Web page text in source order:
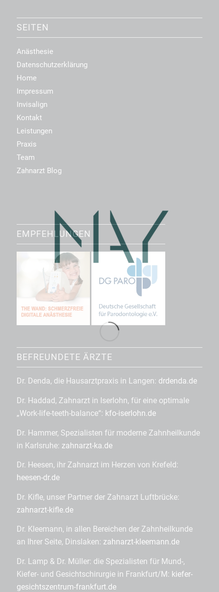
SEITEN
Anästhesie
Datenschutzerklärung
Home
Impressum
Invisalign
Kontakt
Leistungen
Praxis
Team
Zahnarzt Blog
EMPFEHLUNGEN
BEFREUNDETE ÄRZTE
Dr. Denda, die Hausarztpraxis in Langen: drdenda.de
Dr. Haddad, Zahnarzt in Iserlohn, für eine optimale
„Work-life-teeth-balance“: kfo-iserlohn.de
Dr. Hammer, Spezialisten für moderne Zahnheilkunde
in Karlsruhe: zahnarzt-ka.de
Dr. Heesen, ihr Zahnarzt im Herzen von Krefeld:
heesen-dr.de
Dr. Kifle, unser Partner der Zahnarzt Luftbrücke:
zahnarzt-kifle.de
Dr. Kleemann, in allen Bereichen der Zahnheilkunde
an Ihrer Seite, Dinslaken: zahnarzt-kleemann.de
Dr. Lamp & Dr. Müller: die Spezialisten für Mund-,
Kiefer- und Gesichtschirurgie in Frankfurt/M: kiefer-
gesichtszentrum-frankfurt.de